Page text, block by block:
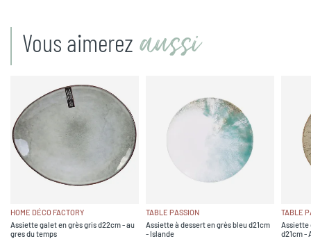
Vous aimerez aussi
HOME DÉCO FACTORY
Assiette galet en grès gris d22cm - au
gres du temps
TABLE PASSION
Assiette à dessert en grès bleu d21cm
- Islande
TABLE
Assiette
d21cm -